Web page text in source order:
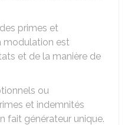
primes et
modulation est
et de la manière de
ou
et indemnités
fait générateur unique.